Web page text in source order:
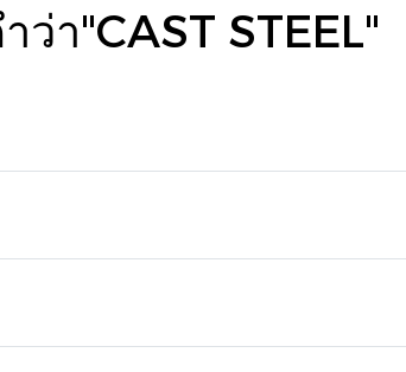
า"CAST STEEL"